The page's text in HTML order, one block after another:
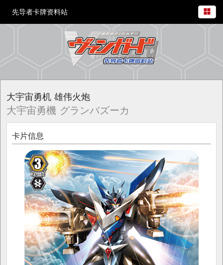
先导者卡牌资料站
大宇宙勇机 雄伟火炮
大宇宙勇機 グランバズーカ
卡片信息